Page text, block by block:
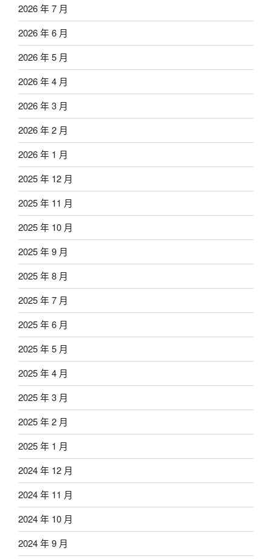
2026 年 7 月
2026 年 6 月
2026 年 5 月
2026 年 4 月
2026 年 3 月
2026 年 2 月
2026 年 1 月
2025 年 12 月
2025 年 11 月
2025 年 10 月
2025 年 9 月
2025 年 8 月
2025 年 7 月
2025 年 6 月
2025 年 5 月
2025 年 4 月
2025 年 3 月
2025 年 2 月
2025 年 1 月
2024 年 12 月
2024 年 11 月
2024 年 10 月
2024 年 9 月